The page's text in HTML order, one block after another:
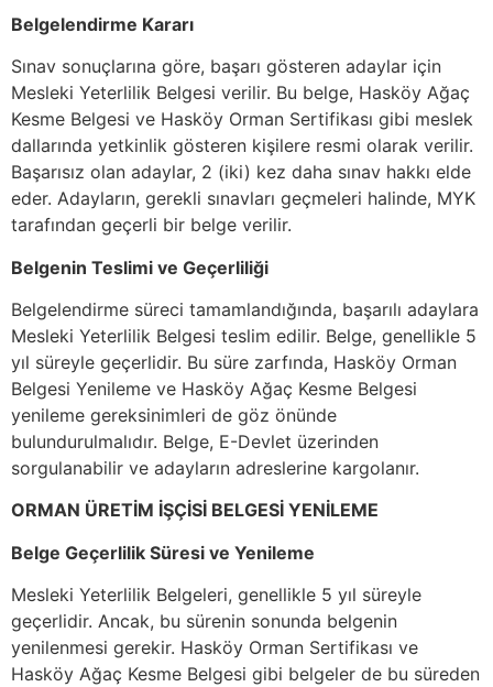
Belgelendirme Kararı
Sınav sonuçlarına göre, başarı gösteren adaylar için
Mesleki Yeterlilik Belgesi verilir. Bu belge, Hasköy Ağaç
Kesme Belgesi ve Hasköy Orman Sertifikası gibi meslek
dallarında yetkinlik gösteren kişilere resmi olarak verilir.
Başarısız olan adaylar, 2 (iki) kez daha sınav hakkı elde
eder. Adayların, gerekli sınavları geçmeleri halinde, MYK
tarafından geçerli bir belge verilir.
Belgenin Teslimi ve Geçerliliği
Belgelendirme süreci tamamlandığında, başarılı adaylara
Mesleki Yeterlilik Belgesi teslim edilir. Belge, genellikle 5
yıl süreyle geçerlidir. Bu süre zarfında, Hasköy Orman
Belgesi Yenileme ve Hasköy Ağaç Kesme Belgesi
yenileme gereksinimleri de göz önünde
bulundurulmalıdır. Belge, E-Devlet üzerinden
sorgulanabilir ve adayların adreslerine kargolanır.
ORMAN ÜRETİM İŞÇİSİ BELGESİ YENİLEME
Belge Geçerlilik Süresi ve Yenileme
Mesleki Yeterlilik Belgeleri, genellikle 5 yıl süreyle
geçerlidir. Ancak, bu sürenin sonunda belgenin
yenilenmesi gerekir. Hasköy Orman Sertifikası ve
Hasköy Ağaç Kesme Belgesi gibi belgeler de bu süreden